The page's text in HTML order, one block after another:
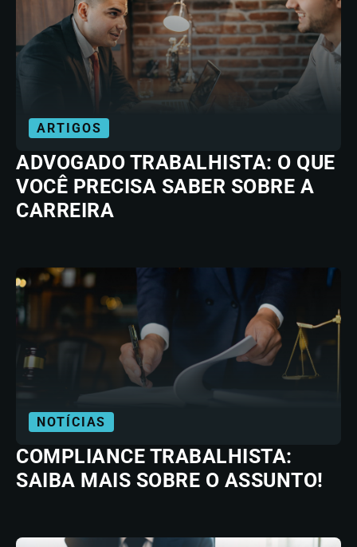
ARTIGOS
ADVOGADO TRABALHISTA: O QUE
VOCÊ PRECISA SABER SOBRE A
CARREIRA
NOTÍCIAS
COMPLIANCE TRABALHISTA:
SAIBA MAIS SOBRE O ASSUNTO!